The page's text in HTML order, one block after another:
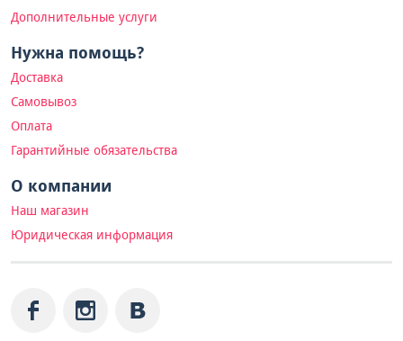
Дополнительные услуги
Нужна помощь?
Доставка
Самовывоз
Оплата
Гарантийные обязательства
О компании
Наш магазин
Юридическая информация